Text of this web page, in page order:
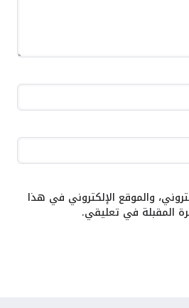
والموقع الإلكتروني في هذا
المقبلة في تعليقي.